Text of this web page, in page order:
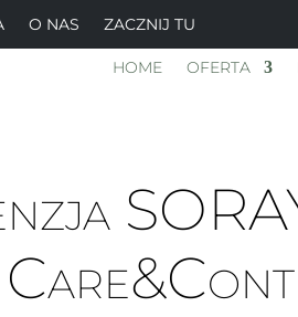
O NAS ZACZNIJ TU
HOME OFERTA